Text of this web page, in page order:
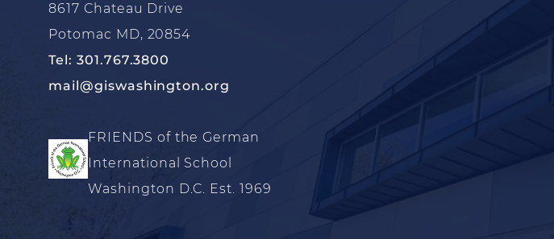
8617 Chateau Drive
Potomac MD, 20854
Tel: 301.767.3800
mail@giswashington.org
FRIENDS of the German
International School
Washington D.C. Est. 1969